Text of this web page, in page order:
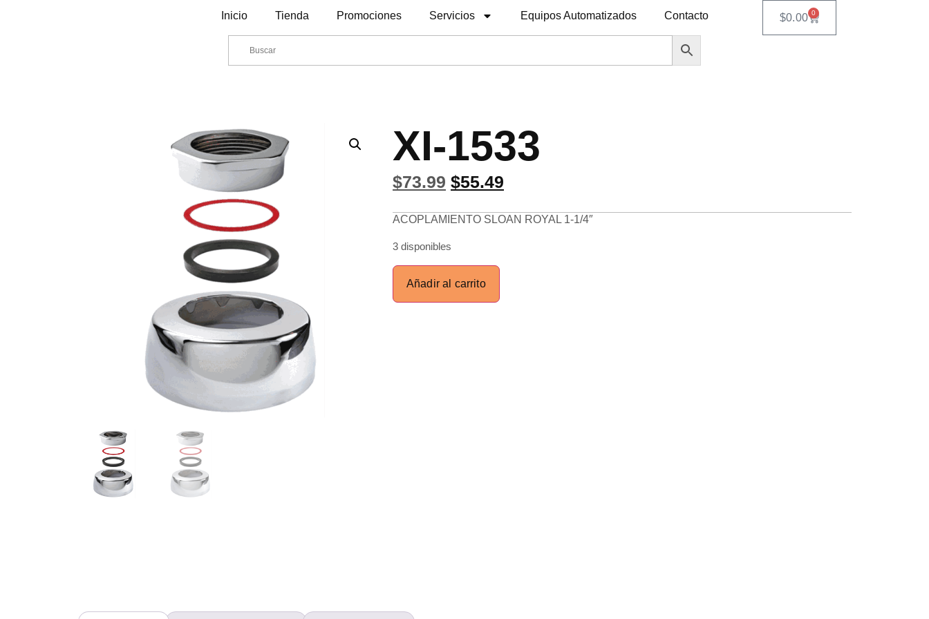
Inicio Tienda Promociones Servicios Equipos Automatizados Contacto $0.00 0
XI-1533
$73.99 $55.49
ACOPLAMIENTO SLOAN ROYAL 1-1/4″
3 disponibles
Añadir al carrito